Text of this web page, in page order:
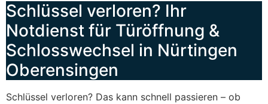
Schlüssel verloren? Ihr
Notdienst für Türöffnung &
Schlosswechsel in Nürtingen
Oberensingen
Schlüssel verloren? Das kann schnell passieren – ob